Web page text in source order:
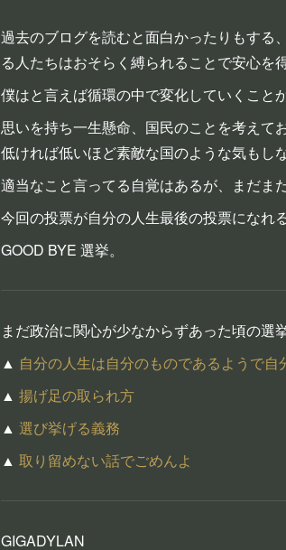
過去のブログを読むと面白かったりもする
る人たちはおそらく縛られることで安心を
僕はと言えば循環の中で変化していくこと
思いを持ち一生懸命、国民のことを考えて
低ければ低いほど素敵な国のような気もし
適当なこと言ってる自覚はあるが、まだま
今回の投票が自分の人生最後の投票になれ
GOOD BYE 選挙。
まだ政治に関心が少なからずあった頃の選
▲ 自分の人生は自分のものであるようで自
▲ 揚げ足の取られ方
▲ 選び挙げる義務
▲ 取り留めない話でごめんよ
GIGADYLAN